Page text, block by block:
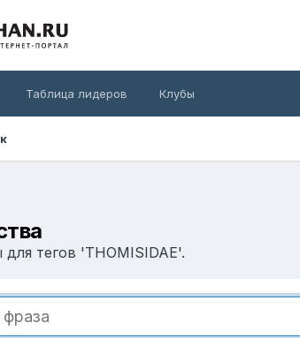
Таблица лидеров Клубы
тегов 'THOMISIDAE'.